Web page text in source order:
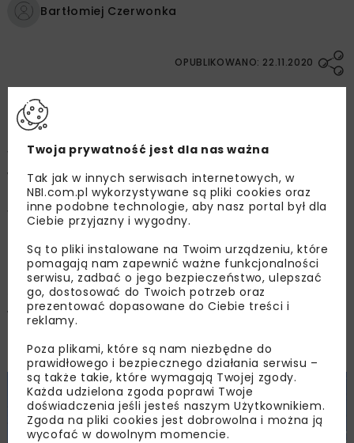
Bartłomiej Czerwonka
OPUBLIKOWANO: 22.11.2020
Odcinek kolejowy Łódź Kaliska – Zgierz jest
fragmentem trasy łączącej się z magistralą
Warszawa – Poznań. Pomimo dużego znaczenia
w transporcie krajowym, prędkość pociągów
pasażerskich i towarowych jest tu ograniczona.
W ramach programu rozwoju kolei Inwestor, PKP
modernizację linii kolejowej nr 15. Ma ona na
celu: skrócenie czasu przejazdu pociągów w
łódzkim węźle kolejowym, podwyższenie
wygody na peronach oraz zwiększenie
bezpieczeństwa. Pozytywnie wpłynie również
na rozwój ruchu towarowego.
Twoja prywatność jest dla nas ważna
Tak jak w innych serwisach internetowych, w
NBI.com.pl wykorzystywane są pliki cookies oraz
inne podobne technologie, aby nasz portal był dla
Ciebie przyjazny i wygodny.
Są to pliki instalowane na Twoim urządzeniu, które
pomagają nam zapewnić ważne funkcjonalności
serwisu, zadbać o jego bezpieczeństwo, ulepszać
go, dostosować do Twoich potrzeb oraz
prezentować dopasowane do Ciebie treści i
reklamy.
Poza plikami, które są nam niezbędne do
prawidłowego i bezpiecznego działania serwisu –
są także takie, które wymagają Twojej zgody.
Każda udzielona zgoda poprawi Twoje
doświadczenia jeśli jesteś naszym Użytkownikiem.
Zgoda na pliki cookies jest dobrowolna i można ją
wycofać w dowolnym momencie.